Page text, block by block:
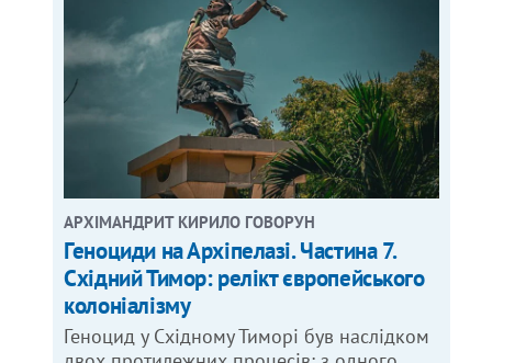
АРХІМАНДРИТ КИРИЛО ГОВОРУН
Геноциди на Архіпелазі. Частина 7.
Східний Тимор: релікт європейського
колоніалізму
Геноцид у Східному Тиморі був наслідком